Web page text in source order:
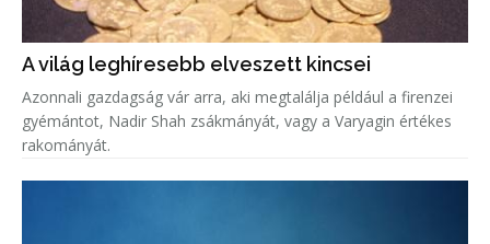
A világ leghíresebb elveszett kincsei
Azonnali gazdagság vár arra, aki megtalálja például a firenzei
gyémántot, Nadir Shah zsákmányát, vagy a Varyagin értékes
rakományát.